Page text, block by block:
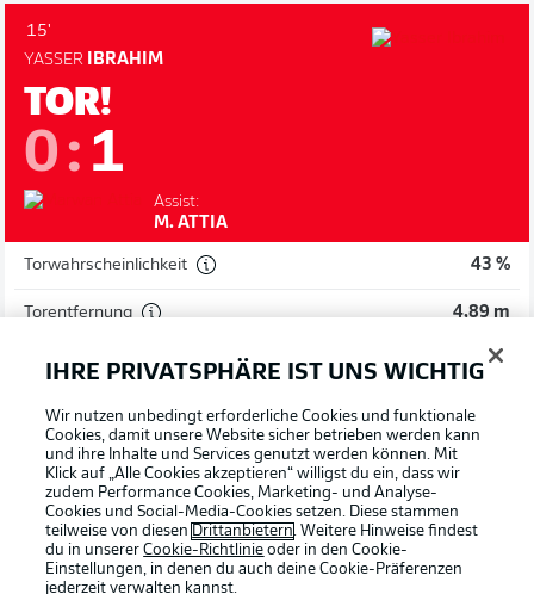
15'
YASSER IBRAHIM
TOR!
0: 1
Assist:
M. ATTIA
Torwahrscheinlichkeit 43 %
Torentfernung 4,89 m
13' Wieder zu spät
De Paul trifft im Mittelfeld einen Ägypter am Fuß. Klare
Sache - es gibt Foul. Der Argentinier will es aber nicht
wahr haben.
Gut bewacht
IHRE PRIVATSPHÄRE IST UNS WICHTIG
Wir nutzen unbedingt erforderliche Cookies und funktionale
Cookies, damit unsere Website sicher betrieben werden kann
und ihre Inhalte und Services genutzt werden können. Mit
Klick auf „Alle Cookies akzeptieren“ willigst du ein, dass wir
zudem Performance Cookies, Marketing- und Analyse-
Cookies und Social-Media-Cookies setzen. Diese stammen
teilweise von diesen Drittanbietern. Weitere Hinweise findest
du in unsererCookie-Richtlinie oder in den Cookie-
Einstellungen, in denen du auch deine Cookie-Präferenzen
jederzeit verwalten kannst.